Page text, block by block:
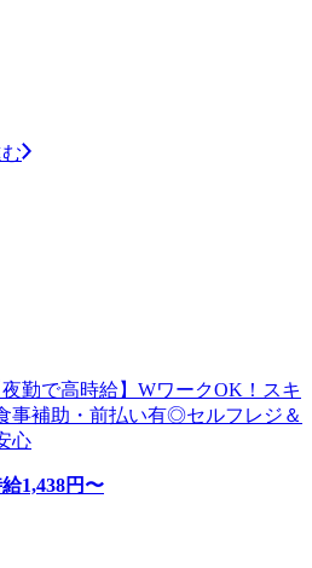
勤で高時給】WワークOK！スキ
事補助・前払い有◎セルフレジ＆
心
給1,438円〜